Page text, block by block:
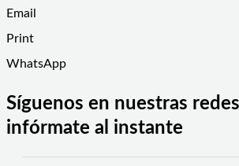
Email
Print
WhatsApp
Síguenos en nuestras
infórmate al instante